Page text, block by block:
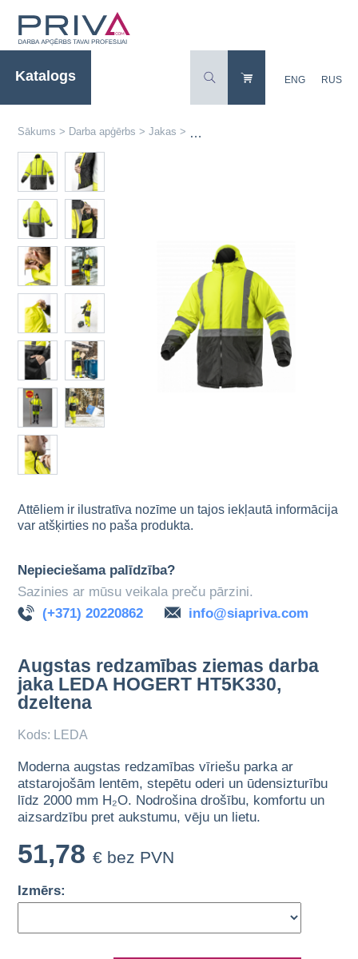
Katalogs ENG RUS
Sākums > Darba apģērbs > Jakas >
Attēliem ir ilustratīva nozīme un tajos iekļautā informācija
var atšķirties no paša produkta.
Nepieciešama palīdzība?
Sazinies ar mūsu veikala preču pārzini.
(+371) 20220862
info@siapriva.com
Augstas redzamības ziemas darba
jaka LEDA HOGERT HT5K330,
dzeltena
Kods: LEDA
Moderna augstas redzamības vīriešu parka ar
atstarojošām lentēm, stepētu oderi un ūdensizturību
līdz 2000 mm H₂O. Nodrošina drošību, komfortu un
aizsardzību pret aukstumu, vēju un lietu.
51,78 € bez PVN
Izmērs: